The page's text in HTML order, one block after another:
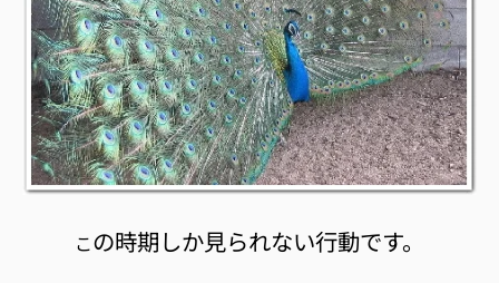
この時期しか見られない行動です。